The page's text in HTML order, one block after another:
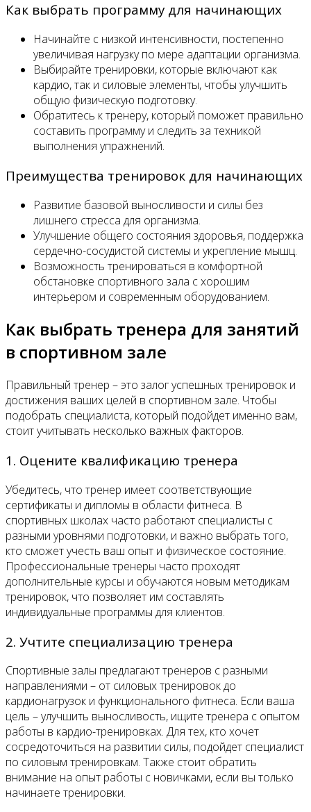
Как выбрать программу для начинающих
Начинайте с низкой интенсивности, постепенно
увеличивая нагрузку по мере адаптации организма.
Выбирайте тренировки, которые включают как
кардио, так и силовые элементы, чтобы улучшить
общую физическую подготовку.
Обратитесь к тренеру, который поможет правильно
составить программу и следить за техникой
выполнения упражнений.
Преимущества тренировок для начинающих
Развитие базовой выносливости и силы без
лишнего стресса для организма.
Улучшение общего состояния здоровья, поддержка
сердечно-сосудистой системы и укрепление мышц.
Возможность тренироваться в комфортной
обстановке спортивного зала с хорошим
интерьером и современным оборудованием.
Как выбрать тренера для занятий
в спортивном зале
Правильный тренер – это залог успешных тренировок и
достижения ваших целей в спортивном зале. Чтобы
подобрать специалиста, который подойдет именно вам,
стоит учитывать несколько важных факторов.
1. Оцените квалификацию тренера
Убедитесь, что тренер имеет соответствующие
сертификаты и дипломы в области фитнеса. В
спортивных школах часто работают специалисты с
разными уровнями подготовки, и важно выбрать того,
кто сможет учесть ваш опыт и физическое состояние.
Профессиональные тренеры часто проходят
дополнительные курсы и обучаются новым методикам
тренировок, что позволяет им составлять
индивидуальные программы для клиентов.
2. Учтите специализацию тренера
Спортивные залы предлагают тренеров с разными
направлениями – от силовых тренировок до
кардионагрузок и функционального фитнеса. Если ваша
цель – улучшить выносливость, ищите тренера с опытом
работы в кардио-тренировках. Для тех, кто хочет
сосредоточиться на развитии силы, подойдет специалист
по силовым тренировкам. Также стоит обратить
внимание на опыт работы с новичками, если вы только
начинаете тренировки.